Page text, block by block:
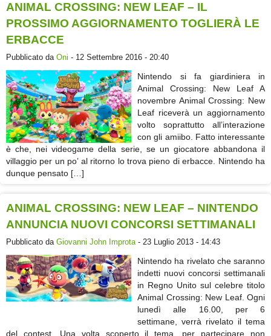
ANIMAL CROSSING: NEW LEAF – IL
PROSSIMO AGGIORNAMENTO TOGLIERÀ LE
ERBACCE
Pubblicato da Oni - 12 Settembre 2016 - 20:40
Nintendo si fa giardiniera in
Animal Crossing: New Leaf A
novembre Animal Crossing: New
Leaf riceverà un aggiornamento
volto soprattutto all’interazione
con gli amiibo. Fatto interessante
è che, nei videogame della serie, se un giocatore abbandona il
villaggio per un po’ al ritorno lo trova pieno di erbacce. Nintendo ha
dunque pensato […]
ANIMAL CROSSING: NEW LEAF – NINTENDO
ANNUNCIA NUOVI CONCORSI SETTIMANALI
Pubblicato da Giovanni John Improta- 23 Luglio 2013 - 14:43
Nintendo ha rivelato che saranno
indetti nuovi concorsi settimanali
in Regno Unito sul celebre titolo
Animal Crossing: New Leaf. Ogni
lunedì alle 16.00, per 6
settimane, verrà rivelato il tema
del contest. Una volta scoperto il tema, per partecipare non